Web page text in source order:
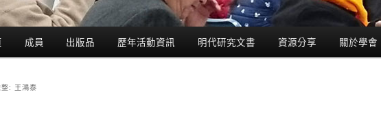
成員 出版品 歷年活動資訊 明代研究文書 資源分享 關於學會
: 王鴻泰